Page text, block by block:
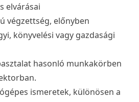
elvárásai
végzettség, előnyben
könyvelési vagy gazdasági
hasonló munkakörben
ismeretek, különösen a